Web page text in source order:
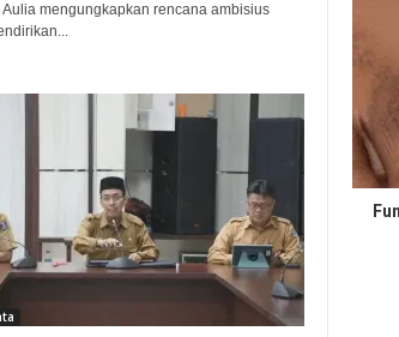
Aulia mengungkapkan rencana ambisius